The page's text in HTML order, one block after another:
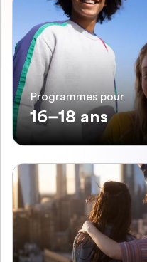
Programmes pour
16–18 ans